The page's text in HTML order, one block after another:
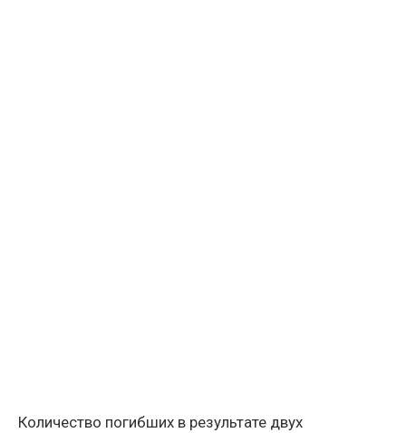
Количество погибших в результате двух